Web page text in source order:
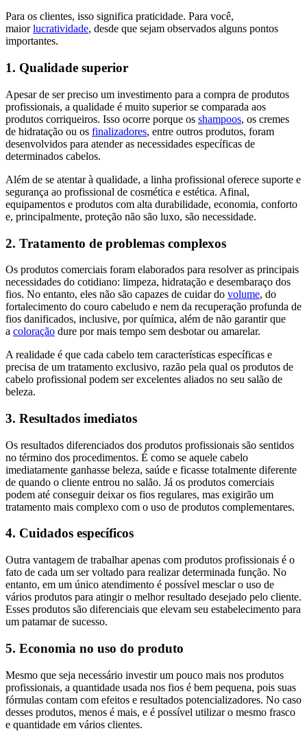
Para os clientes, isso significa praticidade. Para você,
maiorlucratividade, desde que sejam observados alguns pontos
importantes.
1. Qualidade superior
Apesar de ser preciso um investimento para a compra de produtos
profissionais, a qualidade é muito superior se comparada aos
produtos corriqueiros. Isso ocorre porque os shampoos, os cremes
de hidratação ou os finalizadores, entre outros produtos, foram
desenvolvidos para atender as necessidades específicas de
determinados cabelos.
Além de se atentar à qualidade, a linha profissional oferece suporte e
segurança ao profissional de cosmética e estética. Afinal,
equipamentos e produtos com alta durabilidade, economia, conforto
e, principalmente, proteção não são luxo, são necessidade.
2. Tratamento de problemas complexos
Os produtos comerciais foram elaborados para resolver as principais
necessidades do cotidiano: limpeza, hidratação e desembaraço dos
fios. No entanto, eles não são capazes de cuidar do volume, do
fortalecimento do couro cabeludo e nem da recuperação profunda de
fios danificados, inclusive, por química, além de não garantir que
a coloração dure por mais tempo sem desbotar ou amarelar.
A realidade é que cada cabelo tem características específicas e
precisa de um tratamento exclusivo, razão pela qual os produtos de
cabelo profissional podem ser excelentes aliados no seu salão de
beleza.
3. Resultados imediatos
Os resultados diferenciados dos produtos profissionais são sentidos
no término dos procedimentos. É como se aquele cabelo
imediatamente ganhasse beleza, saúde e ficasse totalmente diferente
de quando o cliente entrou no salão. Já os produtos comerciais
podem até conseguir deixar os fios regulares, mas exigirão um
tratamento mais complexo com o uso de produtos complementares.
4. Cuidados específicos
Outra vantagem de trabalhar apenas com produtos profissionais é o
fato de cada um ser voltado para realizar determinada função. No
entanto, em um único atendimento é possível mesclar o uso de
vários produtos para atingir o melhor resultado desejado pelo cliente.
Esses produtos são diferenciais que elevam seu estabelecimento para
um patamar de sucesso.
5. Economia no uso do produto
Mesmo que seja necessário investir um pouco mais nos produtos
profissionais, a quantidade usada nos fios é bem pequena, pois suas
fórmulas contam com efeitos e resultados potencializadores. No caso
desses produtos, menos é mais, e é possível utilizar o mesmo frasco
e quantidade em vários clientes.